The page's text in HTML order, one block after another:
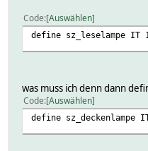
Code Auswählen
define sz_leselampe IT
was muss ich denn dann
Code Auswählen
define sz_deckenlampe